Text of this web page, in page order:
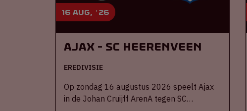
16 aug, '26
Ajax - SC Heerenveen
EREDIVISIE
Op zondag 16 augustus 2026 speelt Ajax
in de Johan Cruijff ArenA tegen SC